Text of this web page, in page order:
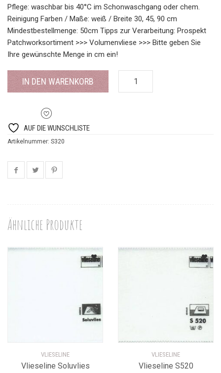
Pflege: waschbar bis 40°C im Schonwaschgang oder chem.
Reinigung Farben / Maße: weiß / Breite 30, 45, 90 cm
Mindestbestellmenge: 50cm Tipps zur Verarbeitung: Prospekt
Patchworksortiment >>> Volumenvliese >>> Bitte geben Sie
Ihre gewünschte Menge in cm ein!
IN DEN WARENKORB
AUF DIE WUNSCHLISTE
Artikelnummer: S320
Ähnliche Produkte
VLIESELINE
Vlieseline Soluvlies
VLIESELINE
Vlieseline S520